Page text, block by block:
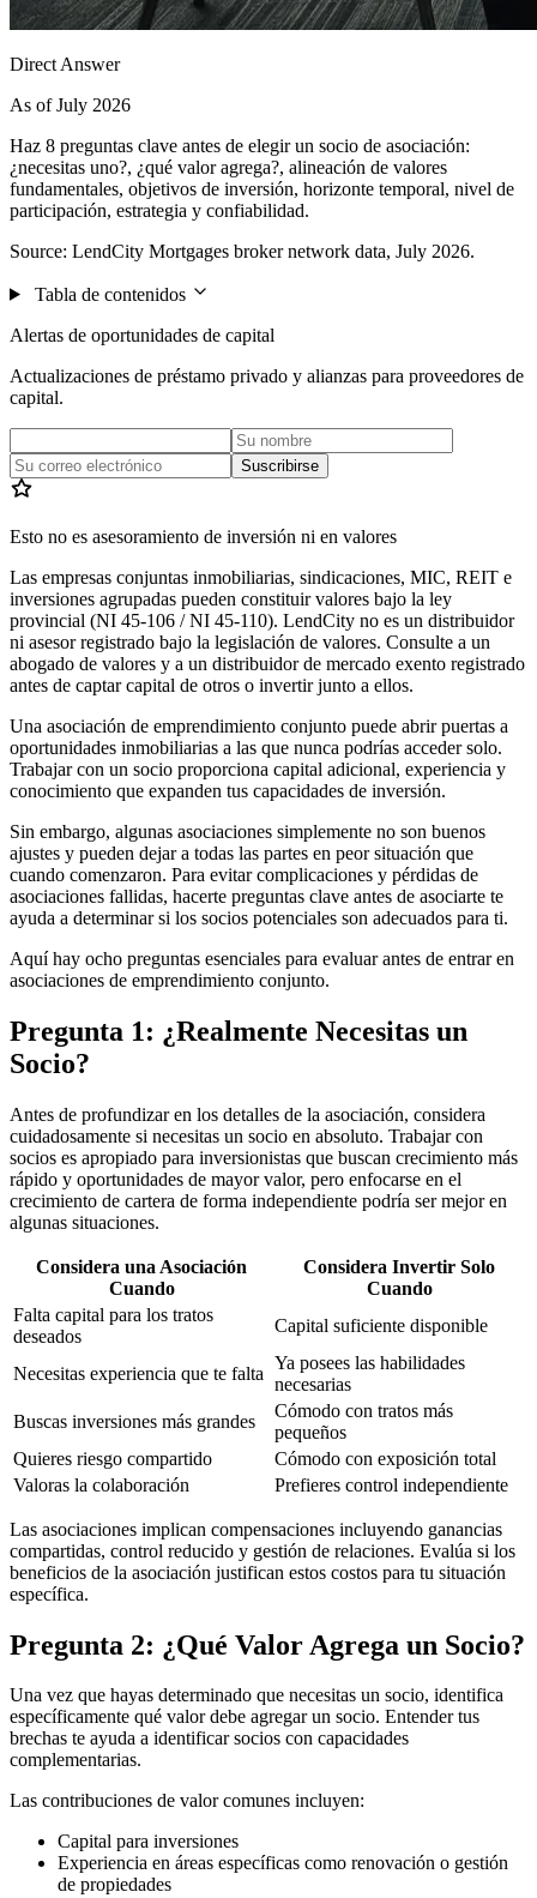
Direct Answer
As of July 2026
Haz 8 preguntas clave antes de elegir un socio de asociación:
¿necesitas uno?, ¿qué valor agrega?, alineación de valores
fundamentales, objetivos de inversión, horizonte temporal, nivel de
participación, estrategia y confiabilidad.
Source: LendCity Mortgages broker network data, July 2026.
Tabla de contenidos
Alertas de oportunidades de capital
Actualizaciones de préstamo privado y alianzas para proveedores de
capital.
Suscribirse
Esto no es asesoramiento de inversión ni en valores
Las empresas conjuntas inmobiliarias, sindicaciones, MIC, REIT e
inversiones agrupadas pueden constituir valores bajo la ley
provincial (NI 45-106 / NI 45-110). LendCity no es un distribuidor
ni asesor registrado bajo la legislación de valores. Consulte a un
abogado de valores y a un distribuidor de mercado exento registrado
antes de captar capital de otros o invertir junto a ellos.
Una asociación de emprendimiento conjunto puede abrir puertas a
oportunidades inmobiliarias a las que nunca podrías acceder solo.
Trabajar con un socio proporciona capital adicional, experiencia y
conocimiento que expanden tus capacidades de inversión.
Sin embargo, algunas asociaciones simplemente no son buenos
ajustes y pueden dejar a todas las partes en peor situación que
cuando comenzaron. Para evitar complicaciones y pérdidas de
asociaciones fallidas, hacerte preguntas clave antes de asociarte te
ayuda a determinar si los socios potenciales son adecuados para ti.
Aquí hay ocho preguntas esenciales para evaluar antes de entrar en
asociaciones de emprendimiento conjunto.
Pregunta 1: ¿Realmente Necesitas un
Socio?
Antes de profundizar en los detalles de la asociación, considera
cuidadosamente si necesitas un socio en absoluto. Trabajar con
socios es apropiado para inversionistas que buscan crecimiento más
rápido y oportunidades de mayor valor, pero enfocarse en el
crecimiento de cartera de forma independiente podría ser mejor en
algunas situaciones.
Considera una Asociación
Cuando
Considera Invertir Solo
Cuando
Falta capital para los tratos
deseados
Capital suficiente disponible
Necesitas experiencia que te falta
Ya posees las habilidades
necesarias
Buscas inversiones más grandes
Cómodo con tratos más
pequeños
Quieres riesgo compartido
Cómodo con exposición total
Valoras la colaboración
Prefieres control independiente
Las asociaciones implican compensaciones incluyendo ganancias
compartidas, control reducido y gestión de relaciones. Evalúa si los
beneficios de la asociación justifican estos costos para tu situación
específica.
Pregunta 2: ¿Qué Valor Agrega un Socio?
Una vez que hayas determinado que necesitas un socio, identifica
específicamente qué valor debe agregar un socio. Entender tus
brechas te ayuda a identificar socios con capacidades
complementarias.
Las contribuciones de valor comunes incluyen:
Capital para inversiones
Experiencia en áreas específicas como renovación o gestión
de propiedades